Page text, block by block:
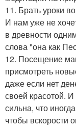
11. Брать уроки
И нам уже не
в древности
слова "она как
12. Посещение
присмотреть
даже если нет
своей красотой.
сильна, что
чтобы вскорости